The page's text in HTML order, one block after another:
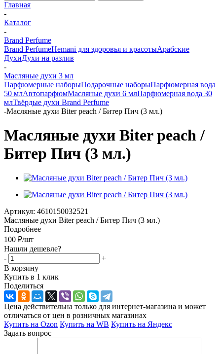
Главная
-
Каталог
-
Brand Perfume
Brand PerfumeHemani для здоровья и красотыАрабские
ДухиДухи на разлив
-
Масляные духи 3 мл
Парфюмерные наборыПодарочные наборыПарфюмерная вода
50 млАвтопарфюмМасляные духи 6 млПарфюмерная вода 30
млТвёрдые духи Brand Perfume
-Масляные духи Biter peach / Битер Пич (3 мл.)
Масляные духи Biter peach /
Битер Пич (3 мл.)
Артикул: 4610150032521
Масляные духи Biter peach / Битер Пич (3 мл.)
Подробнее
100 ₽/шт
Нашли дешевле?
-
+
В корзину
Купить в 1 клик
Поделиться
Цена действительна только для интернет-магазина и может
отличаться от цен в розничных магазинах
Купить на Ozon Купить на WB Купить на Яндекс
Задать вопрос